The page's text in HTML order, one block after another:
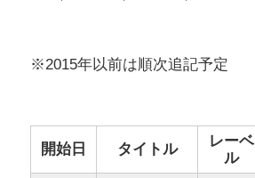
※2015年以前は順次追記予定
開始日 タイトル
レーベ
ル